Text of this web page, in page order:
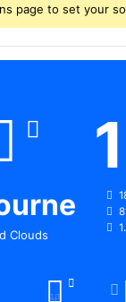
page to set your
Clouds